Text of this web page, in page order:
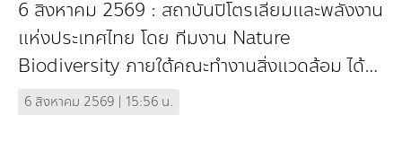
6 สิงหาคม 2569 : สถาบันปิโตรเลียมและพลังงาน
แห่งประเทศไทย โดย ทีมงาน Nature
Biodiversity ภายใต้คณะทํางานสิ่งแวดล้อม ได้
จัดการประชุมหารือแนวทางการดําเนินงานด้าน
6 สิงหาคม 2569 | 15:56 น.